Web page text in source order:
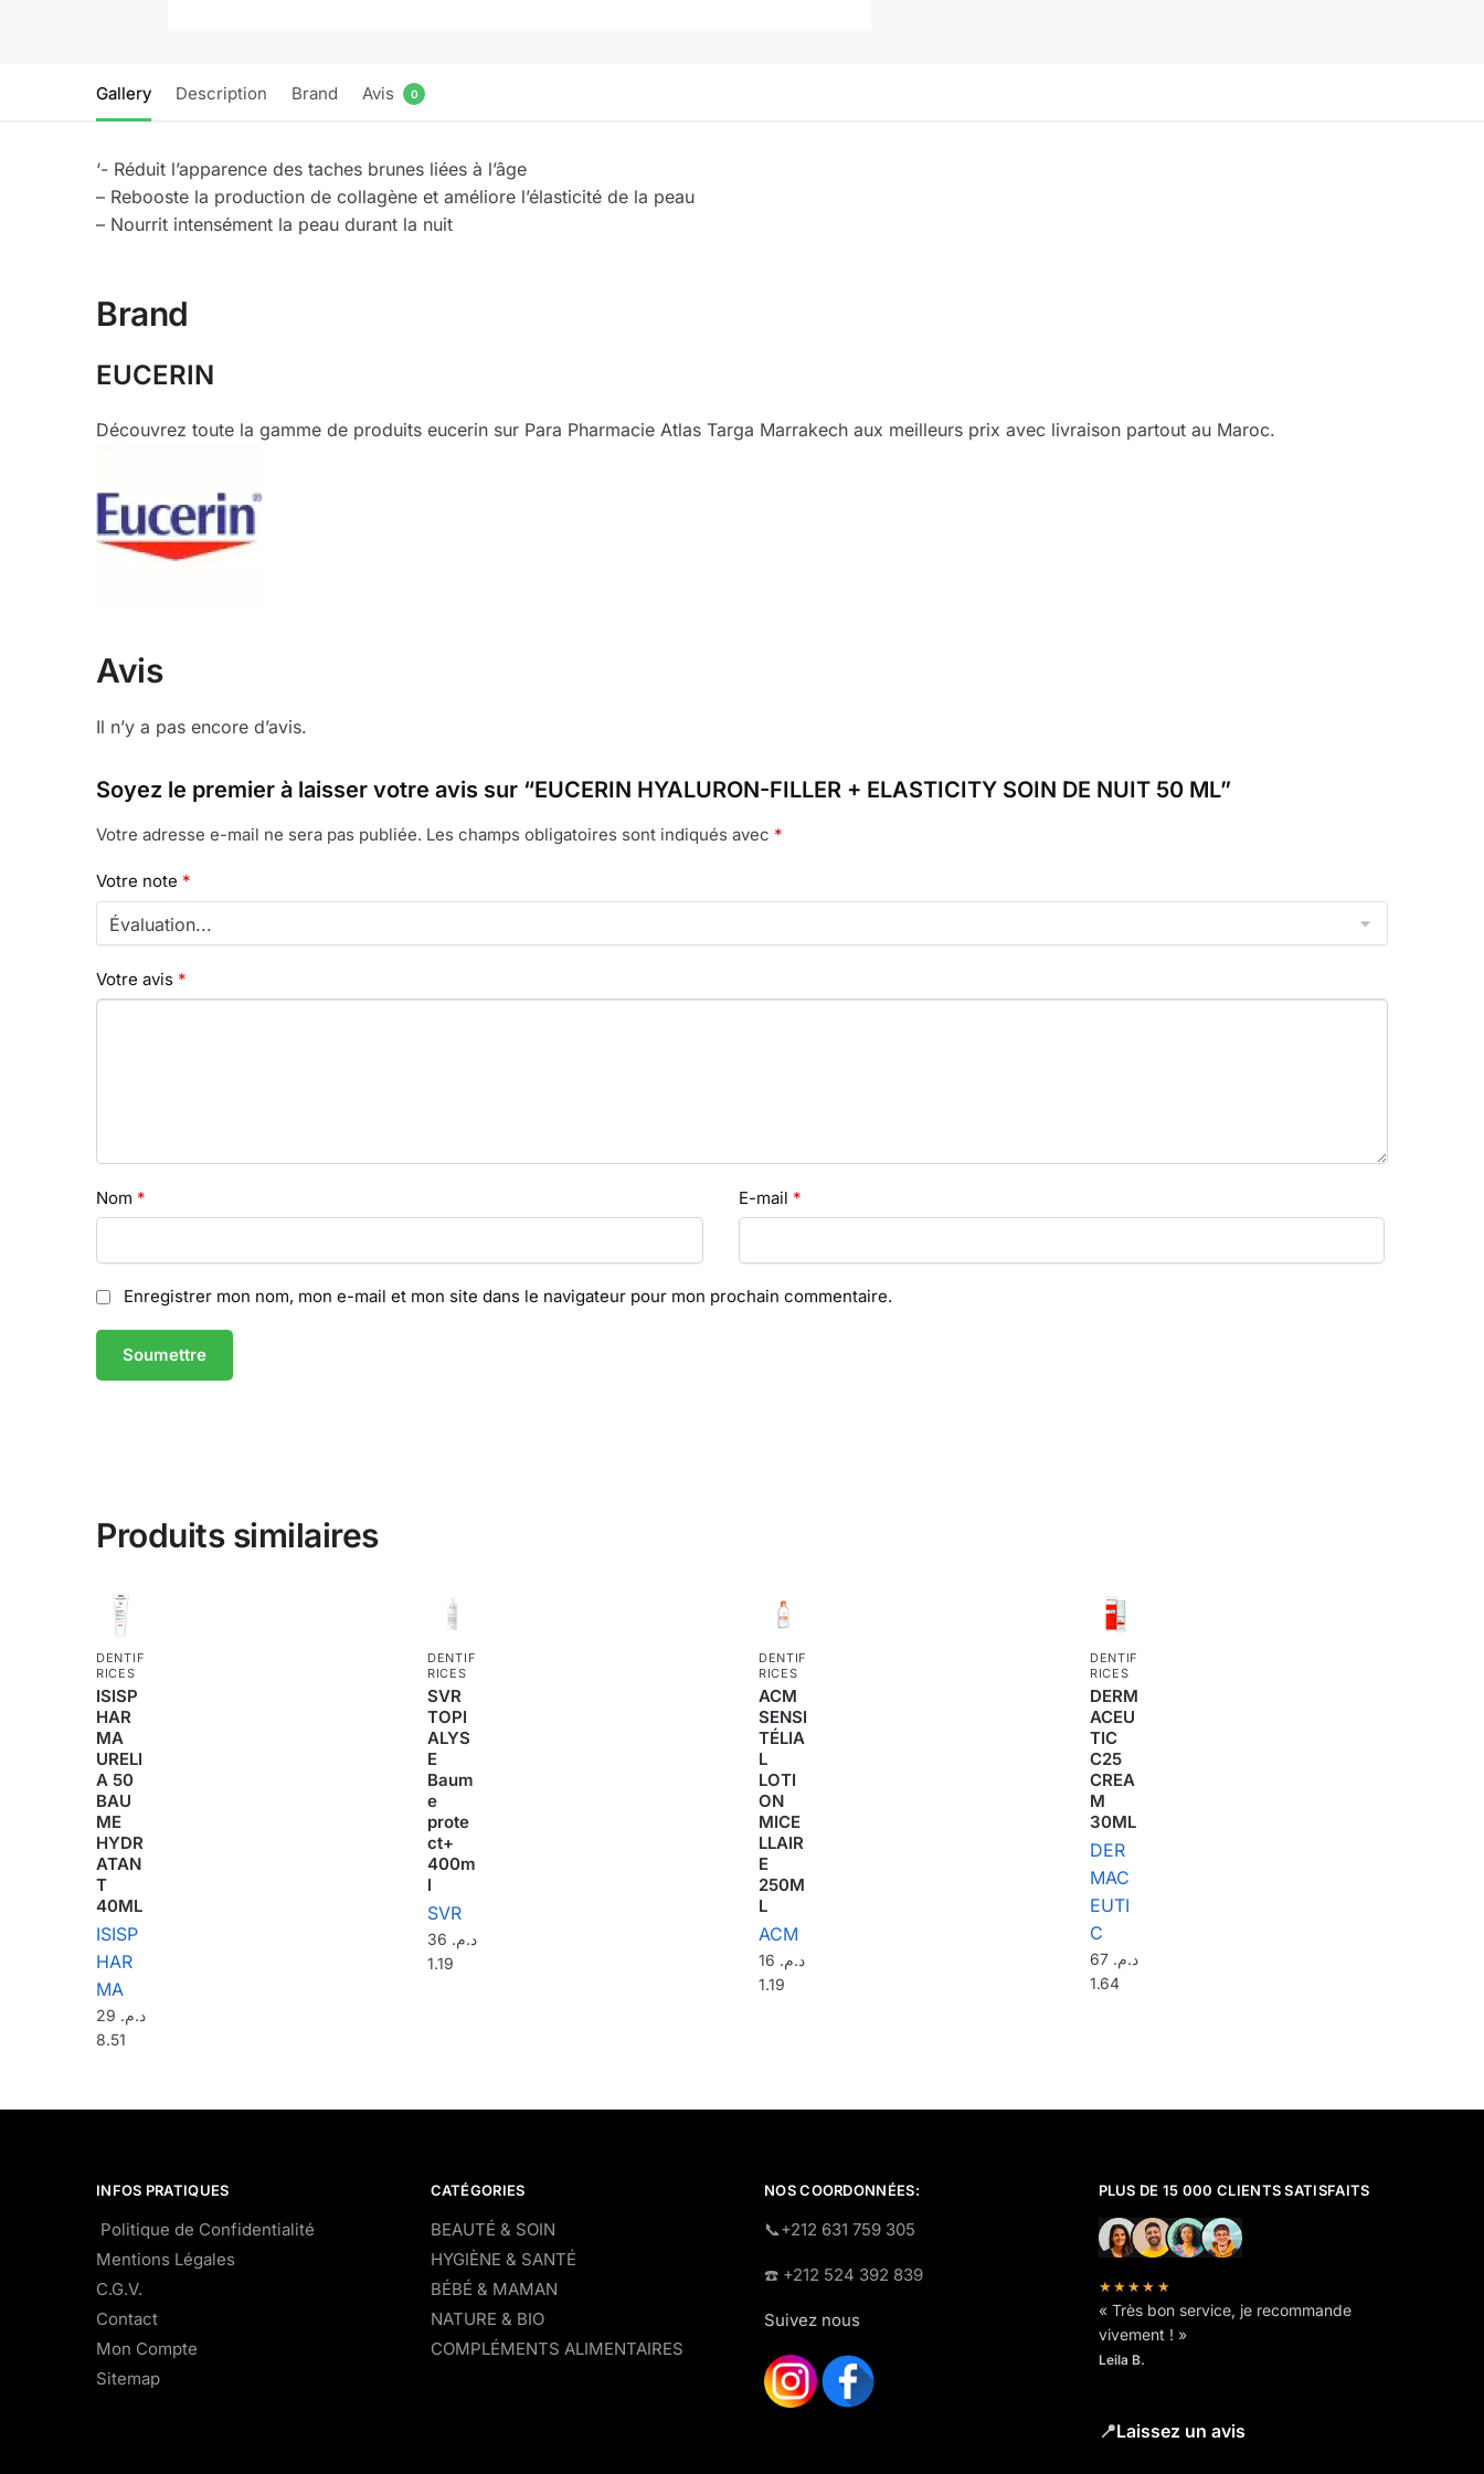
Gallery Description Brand Avis 0
‘- Réduit l’apparence des taches brunes liées à l’âge
– Rebooste la production de collagène et améliore l’élasticité de la peau
– Nourrit intensément la peau durant la nuit
Brand
EUCERIN
Découvrez toute la gamme de produits eucerin sur Para Pharmacie Atlas Targa Marrakech aux meilleurs prix avec livraison partout au Maroc.
Avis
Il n’y a pas encore d’avis.
Soyez le premier à laisser votre avis sur “EUCERIN HYALURON-FILLER + ELASTICITY SOIN DE NUIT 50 ML”
Votre adresse e-mail ne sera pas publiée. Les champs obligatoires sont indiqués avec *
Votre note *
Votre avis *
Nom * E-mail *
Enregistrer mon nom, mon e-mail et mon site dans le navigateur pour mon prochain commentaire.
Produits similaires
DENTIF
RICES
ISISP
HAR
MA
URELI
A 50
BAU
ME
HYDR
ATAN
T
40ML
ISISP
HAR
MA
د.م. 29
8.51
DENTIF
RICES
SVR
TOPI
ALYS
E
Baum
e
prote
ct+
400m
l
SVR
د.م. 36
1.19
DENTIF
RICES
ACM
SENSI
TÉLIA
L
LOTI
ON
MICE
LLAIR
E
250M
L
ACM
د.م. 16
1.19
DENTIF
RICES
DERM
ACEU
TIC
C25
CREA
M
30ML
DER
MAC
EUTI
C
د.م. 67
1.64
INFOS PRATIQUES
Politique de Confidentialité
Mentions Légales
C.G.V.
Contact
Mon Compte
Sitemap
CATÉGORIES
BEAUTÉ & SOIN
HYGIÈNE & SANTÉ
BÉBÉ & MAMAN
NATURE & BIO
COMPLÉMENTS ALIMENTAIRES
NOS COORDONNÉES:
​📞+212 631 759 305
☎️​ +212 524 392 839
Suivez nous
PLUS DE 15 000 CLIENTS SATISFAITS
★★★★★
« Très bon service, je recommande
vivement ! »
Leila B.
📍Laissez un avis